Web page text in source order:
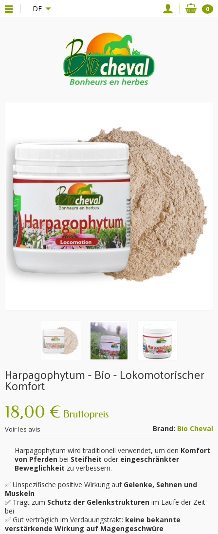
{**} DE 0
Harpagophytum - Bio - Lokomotorischer
Komfort
Brand: Bio Cheval
18,00 € Bruttopreis
Voir les avis
Harpagophytum wird traditionell verwendet, um den Komfort
von Pferden bei Steifheit oder eingeschränkter
Beweglichkeit zu verbessern.
✅ Unspezifische positive Wirkung auf Gelenke, Sehnen und
Muskeln
✅ Trägt zum Schutz der Gelenkstrukturen im Laufe der Zeit
bei
✅ Gut verträglich im Verdauungstrakt: keine bekannte
verstärkende Wirkung auf Magengeschwüre